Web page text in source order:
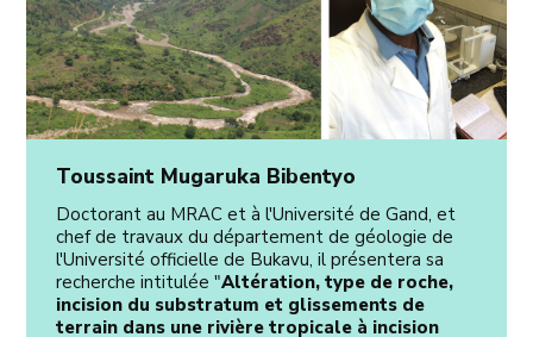
Toussaint Mugaruka Bibentyo
Doctorant au MRAC et à l'Université de Gand, et
chef de travaux du département de géologie de
l'Université officielle de Bukavu, il présentera sa
recherche intitulée "Altération, type de roche,
incision du substratum et glissements de
terrain dans une rivière tropicale à incision